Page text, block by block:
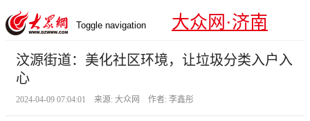
Toggle navigation 大众网·济南
汶源街道：美化社区环境，让垃圾分类入户入
心
2024-04-09 07:04:01 来源: 大众网 作者: 李鑫彤